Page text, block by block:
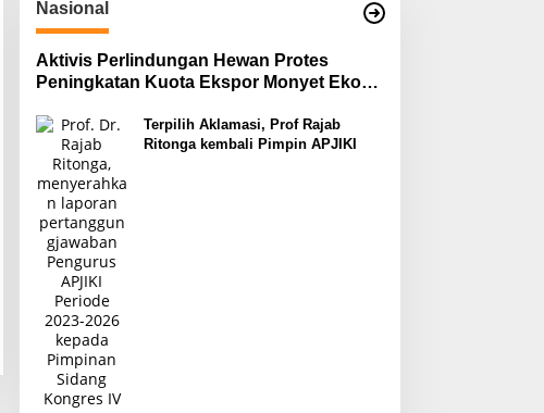
Nasional
Aktivis Perlindungan Hewan Protes
Peningkatan Kuota Ekspor Monyet Ekor
Terpilih Aklamasi, Prof Rajab
Ritonga kembali Pimpin APJIKI